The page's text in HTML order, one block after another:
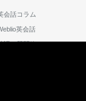
会話コラム
英会話
語の質問箱